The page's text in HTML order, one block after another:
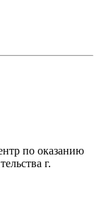
по оказанию
г.